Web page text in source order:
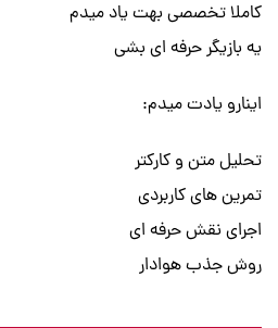
کاملا تخصصی بهت یاد میدم
یه بازیگر حرفه ای بشی
اینارو یادت میدم:
تحلیل متن و کارکتر
تمرین های کاربردی
اجرای نقش حرفه ای
روش جذب هوادار